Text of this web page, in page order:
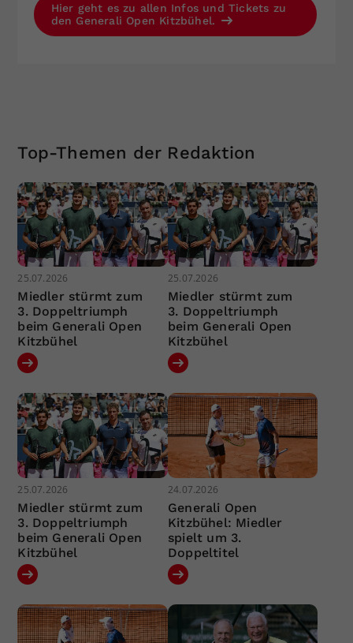
Hier geht es zu allen Infos und Tickets zu
den Generali Open Kitzbühel.
Top-Themen der Redaktion
25.07.2026
Miedler stürmt zum
3. Doppeltriumph
beim Generali Open
Kitzbühel
25.07.2026
Miedler stürmt zum
3. Doppeltriumph
beim Generali Open
Kitzbühel
25.07.2026
Miedler stürmt zum
3. Doppeltriumph
beim Generali Open
Kitzbühel
24.07.2026
Generali Open
Kitzbühel: Miedler
spielt um 3.
Doppeltitel